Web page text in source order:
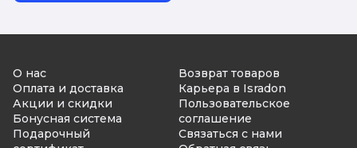
О нас
Оплата и доставка
Акции и скидки
Бонусная система
Подарочный
Возврат товаров
Карьера в Isradon
Пользовательское
соглашение
Связаться с нами